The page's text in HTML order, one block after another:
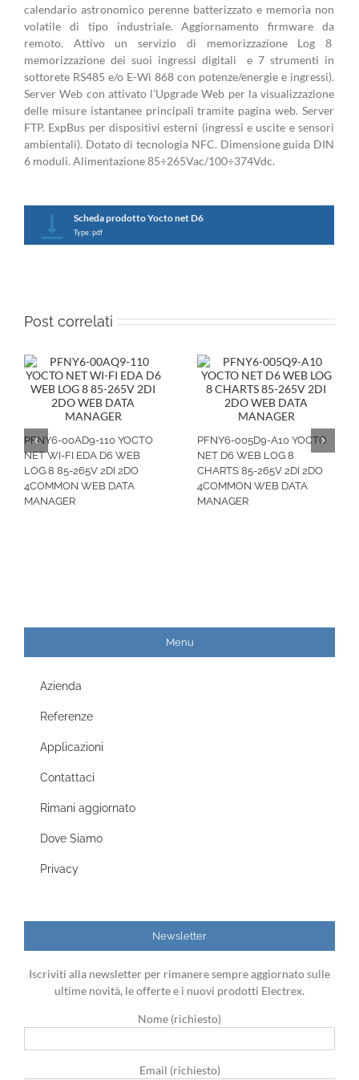
calendario astronomico perenne batterizzato e memoria non
volatile di tipo industriale. Aggiornamento firmware da
remoto. Attivo un servizio di memorizzazione Log 8
memorizzazione dei suoi ingressi digitali e 7 strumenti in
sottorete RS485 e/o E-Wi 868 con potenze/energie e ingressi).
Server Web con attivato l’Upgrade Web per la visualizzazione
delle misure istantanee principali tramite pagina web. Server
FTP. ExpBus per dispositivi esterni (ingressi e uscite e sensori
ambientali). Dotato di tecnologia NFC. Dimensione guida DIN
6 moduli. Alimentazione 85÷265Vac/100÷374Vdc.
Scheda prodotto Yocto net D6
Type: pdf
Post correlati
PFNY6-00AD9-110 YOCTO
NET WI-FI EDA D6 WEB
LOG 8 85-265V 2DI 2DO
4COMMON WEB DATA
MANAGER
PFNY6-005D9-A10 YOCTO
NET D6 WEB LOG 8
CHARTS 85-265V 2DI 2DO
4COMMON WEB DATA
MANAGER
Menu
Azienda
Referenze
Applicazioni
Contattaci
Rimani aggiornato
Dove Siamo
Privacy
Newsletter
Iscriviti alla newsletter per rimanere sempre aggiornato sulle
ultime novità, le offerte e i nuovi prodotti Electrex.
Nome (richiesto)
Email (richiesto)